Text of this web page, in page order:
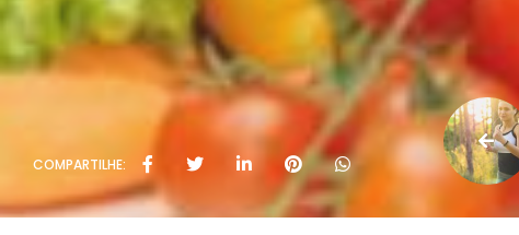
COMPARTILHE: